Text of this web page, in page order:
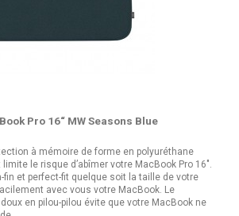
Pro 16“ MW Seasons Blue
à mémoire de forme en polyuréthane
le risque d’abîmer votre MacBook Pro 16″.
et perfect-fit quelque soit la taille de votre
avec vous votre MacBook. Le
en pilou-pilou évite que votre MacBook ne